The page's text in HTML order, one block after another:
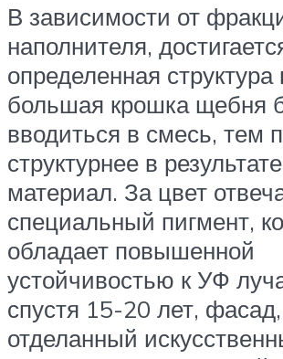
В зависимости от
наполнителя,
определенная
большая крошка щебня
вводиться в смесь, тем
структурнее в
материал. За цвет
специальный пигмент,
обладает повышенной
устойчивостью к УФ
спустя 15-20 лет, фасад,
отделанный